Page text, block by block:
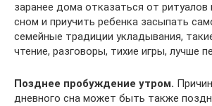
заранее дома отказаться от
сном и приучить ребенка засыпать
семейные традиции укладывания,
чтение, разговоры, тихие игры, лучше
Позднее пробуждение утром.
дневного сна может быть также